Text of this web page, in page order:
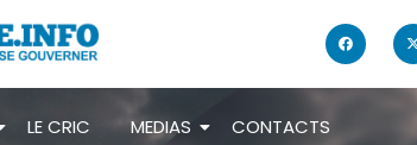
LE CRIC MEDIAS CONTACTS